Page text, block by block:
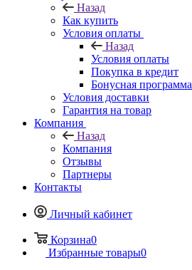
Назад
Как купить
Условия оплаты
Назад
Условия оплаты
Покупка в кредит
Бонусная программа
Условия доставки
Гарантия на товар
Компания
Назад
Компания
Отзывы
Партнеры
Контакты
Личный кабинет
Корзина0
Избранные товары0